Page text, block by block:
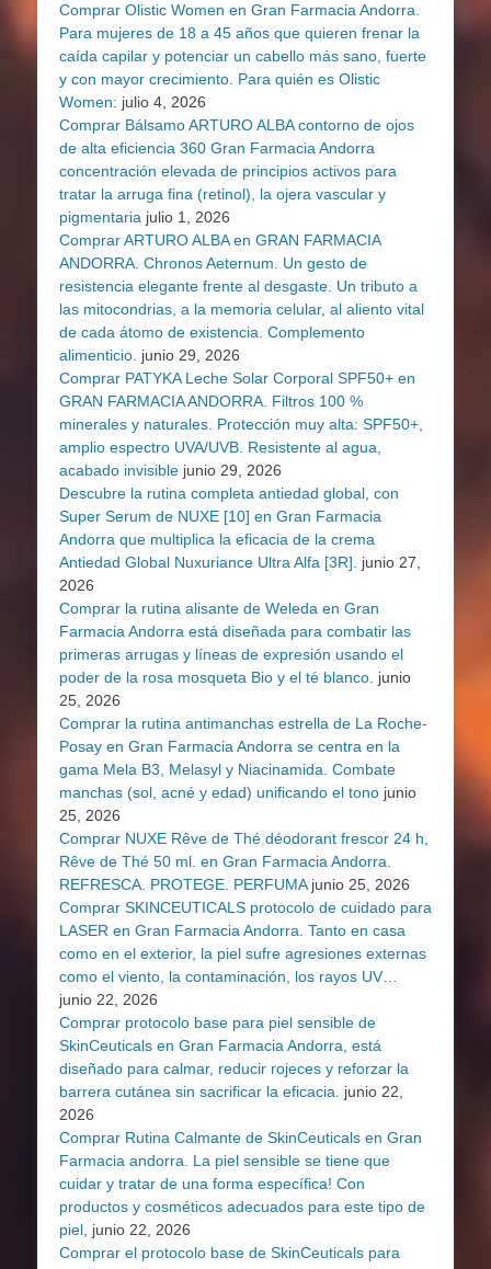
Comprar Olistic Women en Gran Farmacia Andorra.
Para mujeres de 18 a 45 años que quieren frenar la
caída capilar y potenciar un cabello más sano, fuerte
y con mayor crecimiento. Para quién es Olistic
Women: julio 4, 2026
Comprar Bálsamo ARTURO ALBA contorno de ojos
de alta eficiencia 360 Gran Farmacia Andorra
concentración elevada de principios activos para
tratar la arruga fina (retinol), la ojera vascular y
pigmentaria julio 1, 2026
Comprar ARTURO ALBA en GRAN FARMACIA
ANDORRA. Chronos Aeternum. Un gesto de
resistencia elegante frente al desgaste. Un tributo a
las mitocondrias, a la memoria celular, al aliento vital
de cada átomo de existencia. Complemento
alimenticio. junio 29, 2026
Comprar PATYKA Leche Solar Corporal SPF50+ en
GRAN FARMACIA ANDORRA. Filtros 100 %
minerales y naturales. Protección muy alta: SPF50+,
amplio espectro UVA/UVB. Resistente al agua,
acabado invisible junio 29, 2026
Descubre la rutina completa antiedad global, con
Super Serum de NUXE [10] en Gran Farmacia
Andorra que multiplica la eficacia de la crema
Antiedad Global Nuxuriance Ultra Alfa [3R]. junio 27,
2026
Comprar la rutina alisante de Weleda en Gran
Farmacia Andorra está diseñada para combatir las
primeras arrugas y líneas de expresión usando el
poder de la rosa mosqueta Bio y el té blanco. junio
25, 2026
Comprar la rutina antimanchas estrella de La Roche-
Posay en Gran Farmacia Andorra se centra en la
gama Mela B3, Melasyl y Niacinamida. Combate
manchas (sol, acné y edad) unificando el tono junio
25, 2026
Comprar NUXE Rêve de Thé déodorant frescor 24 h,
Rêve de Thé 50 ml. en Gran Farmacia Andorra.
REFRESCA. PROTEGE. PERFUMA junio 25, 2026
Comprar SKINCEUTICALS protocolo de cuidado para
LASER en Gran Farmacia Andorra. Tanto en casa
como en el exterior, la piel sufre agresiones externas
como el viento, la contaminación, los rayos UV…
junio 22, 2026
Comprar protocolo base para piel sensible de
SkinCeuticals en Gran Farmacia Andorra, está
diseñado para calmar, reducir rojeces y reforzar la
barrera cutánea sin sacrificar la eficacia. junio 22,
2026
Comprar Rutina Calmante de SkinCeuticals en Gran
Farmacia andorra. La piel sensible se tiene que
cuidar y tratar de una forma específica! Con
productos y cosméticos adecuados para este tipo de
piel, junio 22, 2026
Comprar el protocolo base de SkinCeuticals para